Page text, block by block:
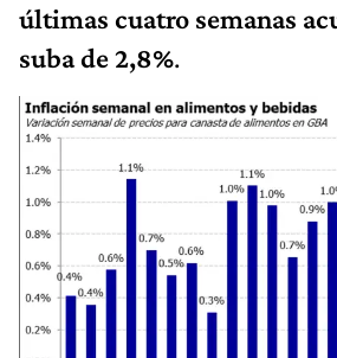
últimas cuatro semanas
suba de 2,8%.